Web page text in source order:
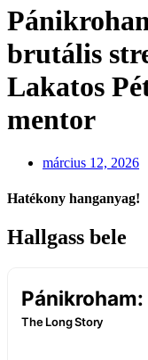
brutális
Lakatos
mentor
március 12, 2026
Hatékony hanganyag!
Hallgass bele